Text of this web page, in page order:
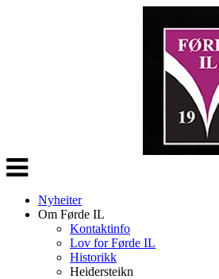
Veksle
navigasjon
Nyheiter
Om Førde IL
Kontaktinfo
Lov for Førde IL
Historikk
Heidersteikn